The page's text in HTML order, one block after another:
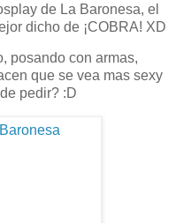
de La Baronesa, el
dicho de ¡COBRA! XD
posando con armas,
que se vea mas sexy
pedir? :D